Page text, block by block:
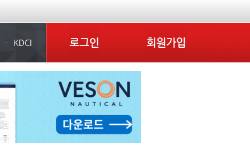
KDCI 로그인 회원가입